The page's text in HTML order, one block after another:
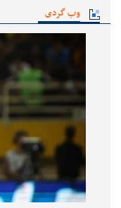
وب گردی